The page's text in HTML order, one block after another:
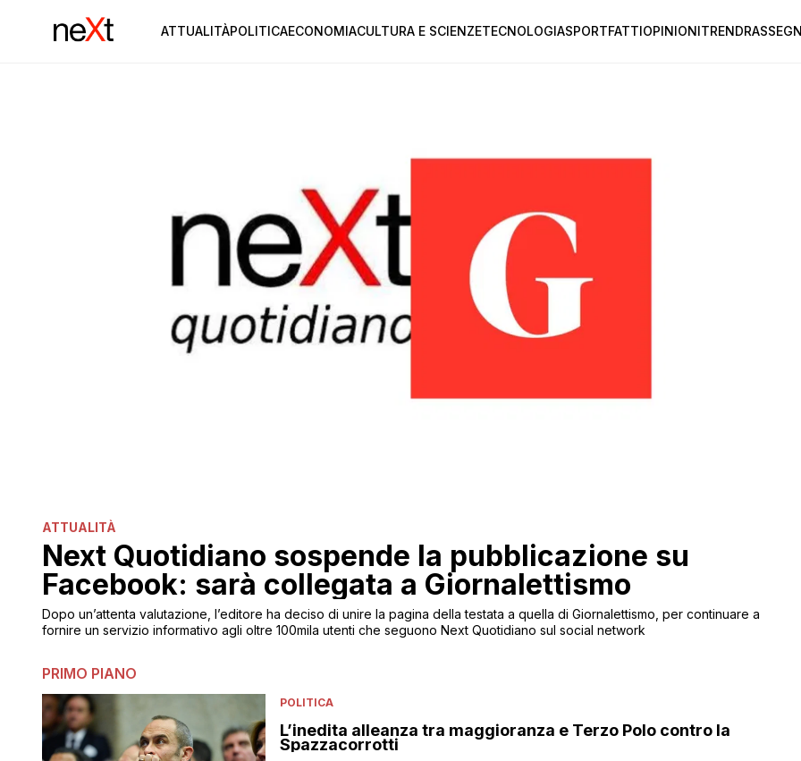
ATTUALITÀPOLITICAECONOMIACULTURA E SCIENZETECNOLOGIASPORTFATTIOPINIONITREND
ATTUALITÀ
Next Quotidiano sospende la pubblicazione su
Facebook: sarà collegata a Giornalettismo
Dopo un’attenta valutazione, l’editore ha deciso di unire la pagina della testata a quella di Giornalettismo, per continuare a
fornire un servizio informativo agli oltre 100mila utenti che seguono Next Quotidiano sul social network
PRIMO PIANO
POLITICA
L’inedita alleanza tra maggioranza e Terzo Polo contro la
Spazzacorrotti